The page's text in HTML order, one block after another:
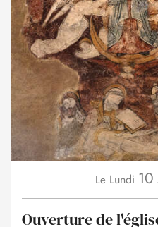
Le Lundi 10
Ouverture de